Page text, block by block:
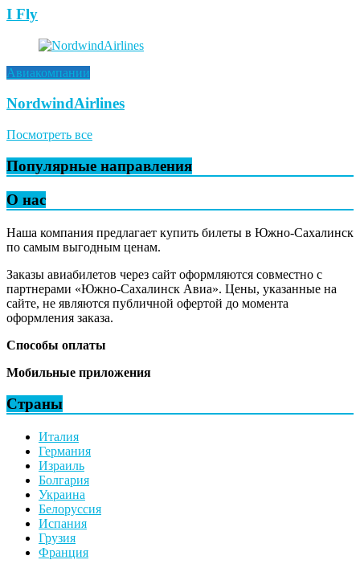
I Fly
Авиакомпании
NordwindAirlines
Посмотреть все
Популярные направления
О нас
Наша компания предлагает купить билеты в Южно-Сахалинск
по самым выгодным ценам.
Заказы авиабилетов через сайт оформляются совместно с
партнерами «Южно-Сахалинск Авиа». Цены, указанные на
сайте, не являются публичной офертой до момента
оформления заказа.
Способы оплаты
Мобильные приложения
Страны
Италия
Германия
Израиль
Болгария
Украина
Белоруссия
Испания
Грузия
Франция